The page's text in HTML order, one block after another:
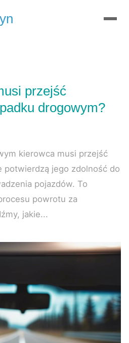
przejść
drogowym?
kierowca musi przejść
potwierdzą jego zdolność do
pojazdów. To
powrotu za
jakie...